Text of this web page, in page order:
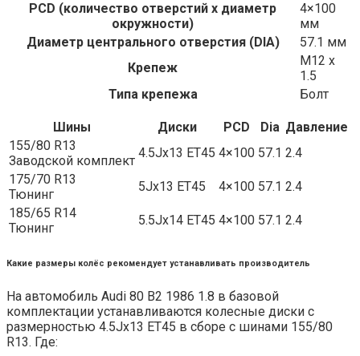
PCD (количество отверстий x диаметр
окружности)
4×100
мм
Диаметр центрального отверстия (DIA)
57.1 мм
Крепеж
M12 x
1.5
Типа крепежа
Болт
Шины Диски PCD Dia Давление
155/80 R13
Заводской комплект
4.5Jx13 ET45 4×100 57.1 2.4
175/70 R13
Тюнинг
5Jx13 ET45 4×100 57.1 2.4
185/65 R14
Тюнинг
5.5Jx14 ET45 4×100 57.1 2.4
Какие размеры колёс рекомендует устанавливать производитель
На автомобиль Audi 80 B2 1986 1.8 в базовой
комплектации устанавливаются колесные диски с
размерностью 4.5Jx13 ET45 в сборе с шинами 155/80
R13. Где: